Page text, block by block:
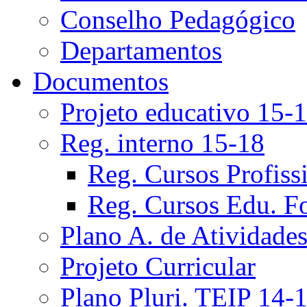
Conselho Pedagógico
Departamentos
Documentos
Projeto educativo 15-
Reg. interno 15-18
Reg. Cursos
Reg. Cursos Edu.
Plano A. de Atividades
Projeto Curricular
Plano Pluri. TEIP 14-